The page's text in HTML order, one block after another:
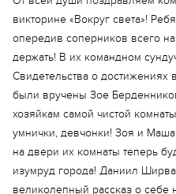
Еще
викторине «Вокруг света»!
опередив соперников всего
держать! В их командном
Свидетельства о достижениях
были вручены Зое
хозяйкам самой чистой
умнички, девчонки! Зоя и
на двери их комнаты теперь
изумруд города! Даниил
великолепный рассказ о